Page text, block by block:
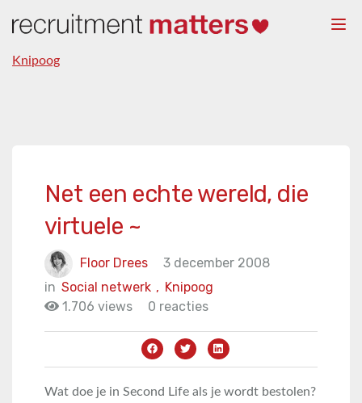
Knipoog
Net een echte wereld, die
virtuele ~
Floor Drees
3 december 2008
in
Knipoog
Social netwerk ,
1.706 views
0 reacties
Wat doe je in Second Life als je wordt bestolen?